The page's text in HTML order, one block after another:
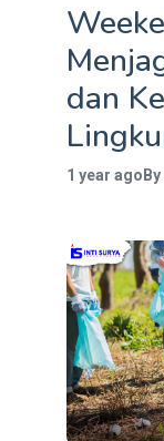
dan
1 year ago